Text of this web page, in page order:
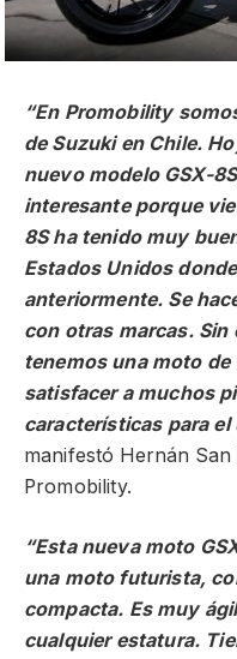
“En Promobility
de Suzuki en Chile.
nuevo modelo GSX-
interesante porque
8S ha tenido muy
Estados Unidos
anteriormente. Se
con otras marcas.
tenemos una moto de
satisfacer a muchos
características para el
manifestó Hernán
Promobility.
“Esta nueva moto
una moto futurista,
compacta. Es muy
cualquier estatura.